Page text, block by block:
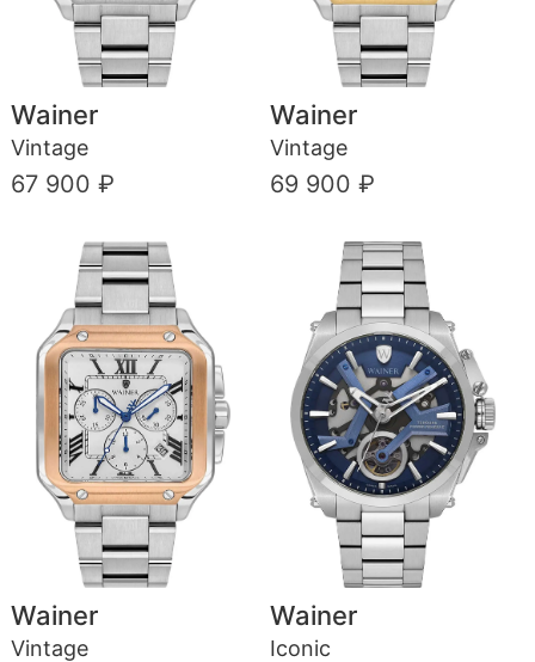
Wainer
Vintage
67 900 ₽
Wainer
Vintage
69 900 ₽
Wainer
Vintage
Wainer
Iconic